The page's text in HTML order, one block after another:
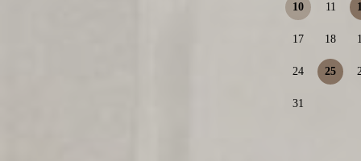
10 11
17 18
24 25
31